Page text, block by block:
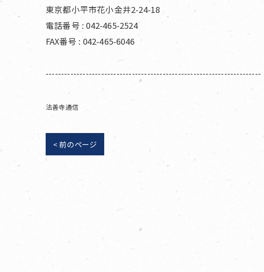
東京都小平市花小金井2-24-18
電話番号 : 042-465-2524
FAX番号 : 042-465-6046
----------------------------------------------------------------------
法善寺通信
< 前のページ